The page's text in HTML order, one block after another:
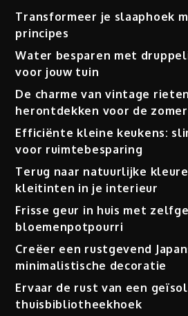
Transformeer je slaaphoek
principes
Water besparen met
voor jouw tuin
De charme van vintage
herontdekken voor de zomer
Efficiënte kleine keukens:
voor ruimtebesparing
Terug naar natuurlijke
kleitinten in je interieur
Frisse geur in huis met
bloemenpotpourri
Creëer een rustgevend
minimalistische decoratie
Ervaar de rust van een
thuisbibliotheekhoek